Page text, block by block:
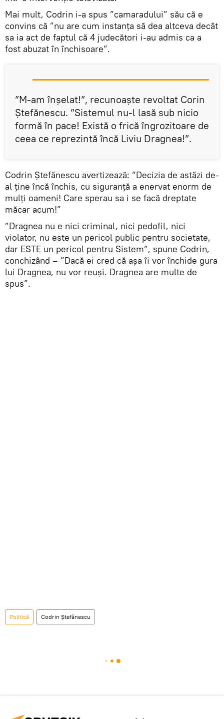
Mai mult, Codrin i-a spus ”camaradului” său că e
convins că ”nu are cum instanța să dea altceva decât
sa ia act de faptul că 4 judecători i-au admis ca a
fost abuzat în închisoare”.
”M-am înșelat!”, recunoaște revoltat Corin
Ștefănescu. ”Sistemul nu-l lasă sub nicio
formă în pace! Există o frică îngrozitoare de
ceea ce reprezintă încă Liviu Dragnea!”.
Codrin Ștefănescu avertizează: ”Decizia de astăzi de-
al ține încă închis, cu siguranță a enervat enorm de
mulți oameni! Care sperau sa i se facă dreptate
măcar acum!”
”Dragnea nu e nici criminal, nici pedofil, nici
violator, nu este un pericol public pentru societate,
dar ESTE un pericol pentru Sistem”, spune Codrin,
conchizând – ”Dacă ei cred că așa îi vor închide gura
lui Dragnea, nu vor reuși. Dragnea are multe de
spus”.
Politică Codrin Ștefănescu